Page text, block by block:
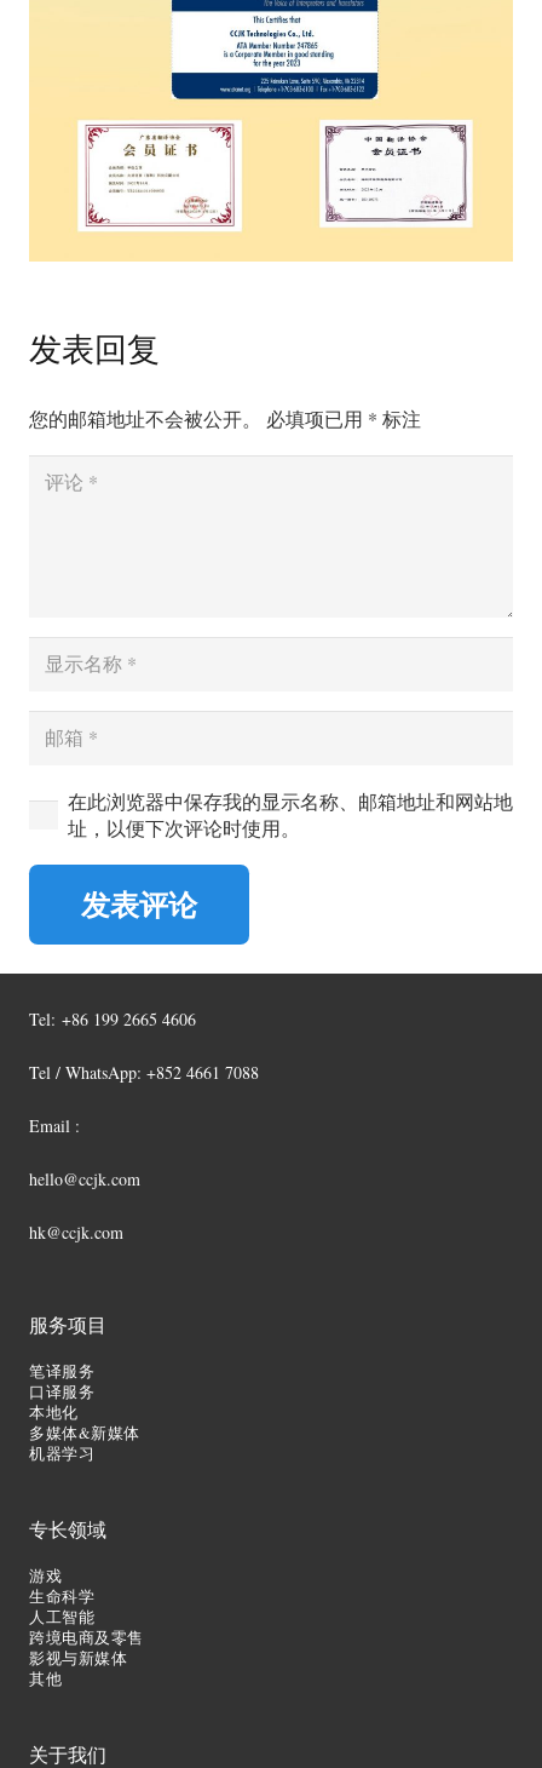
发表回复
您的邮箱地址不会被公开。 必填项已用 * 标注
在此浏览器中保存我的显示名称、邮箱地址和网站地
址，以便下次评论时使用。
发表评论
Tel: +86 199 2665 4606
Tel / WhatsApp: +852 4661 7088
Email :
hello@ccjk.com
hk@ccjk.com
服务项目
笔译服务
口译服务
本地化
多媒体&新媒体
机器学习
专长领域
游戏
生命科学
人工智能
跨境电商及零售
影视与新媒体
其他
关于我们